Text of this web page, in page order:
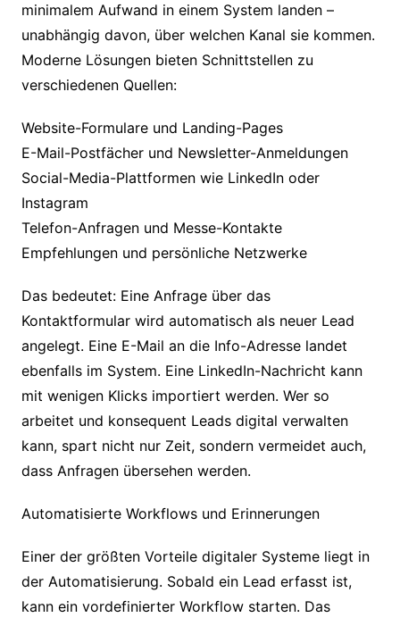
minimalem Aufwand in einem System landen –
unabhängig davon, über welchen Kanal sie kommen.
Moderne Lösungen bieten Schnittstellen zu
verschiedenen Quellen:
Website-Formulare und Landing-Pages
E-Mail-Postfächer und Newsletter-Anmeldungen
Social-Media-Plattformen wie LinkedIn oder
Instagram
Telefon-Anfragen und Messe-Kontakte
Empfehlungen und persönliche Netzwerke
Das bedeutet: Eine Anfrage über das
Kontaktformular wird automatisch als neuer Lead
angelegt. Eine E-Mail an die Info-Adresse landet
ebenfalls im System. Eine LinkedIn-Nachricht kann
mit wenigen Klicks importiert werden. Wer so
arbeitet und konsequent Leads digital verwalten
kann, spart nicht nur Zeit, sondern vermeidet auch,
dass Anfragen übersehen werden.
Automatisierte Workflows und Erinnerungen
Einer der größten Vorteile digitaler Systeme liegt in
der Automatisierung. Sobald ein Lead erfasst ist,
kann ein vordefinierter Workflow starten. Das